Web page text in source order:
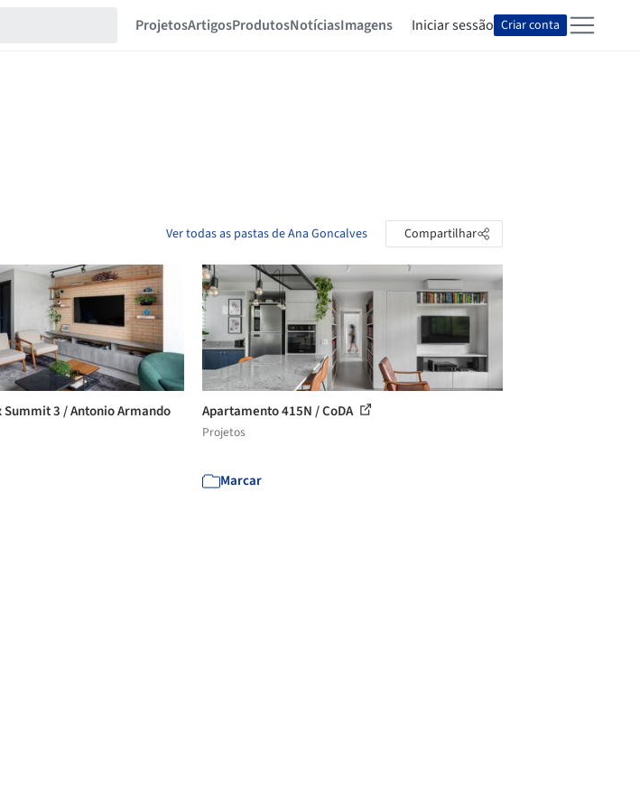
ProjetosArtigosProdutosNotíciasImagens Iniciar sessão Criar conta
Ver todas as pastas de Ana Goncalves Compartilhar
3 / Antonio Armando
Apartamento 415N / CoDA
Projetos
Marcar